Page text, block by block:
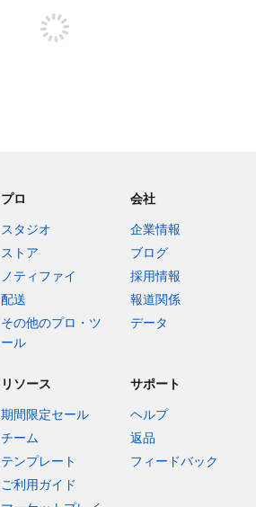
プロ
スタジオ
ストア
ノティファイ
配送
その他のプロ・ツ
ール
会社
企業情報
ブログ
採用情報
報道関係
データ
リソース
期間限定セール
チーム
テンプレート
ご利用ガイド
サポート
ヘルプ
返品
フィードバック